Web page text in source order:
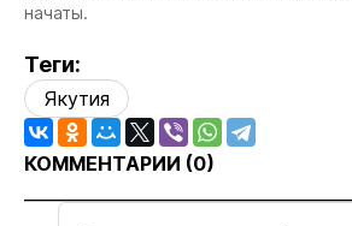
начаты.
Теги:
Якутия
КОММЕНТАРИИ (0)